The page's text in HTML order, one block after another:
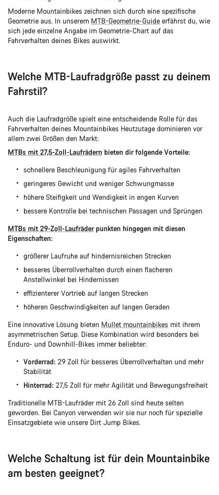
Moderne Mountainbikes zeichnen sich durch eine spezifische
Geometrie aus. In unserem MTB-Geometrie-Guide erfährst du, wie
sich jede einzelne Angabe im Geometrie-Chart auf das
Fahrverhalten deines Bikes auswirkt.
Welche MTB-Laufradgröße passt zu deinem
Fahrstil?
Auch die Laufradgröße spielt eine entscheidende Rolle für das
Fahrverhalten deines Mountainbikes Heutzutage dominieren vor
allem zwei Größen den Markt:
MTBs mit 27,5-Zoll-Laufrädern bieten dir folgende Vorteile:
schnellere Beschleunigung für agiles Fahrverhalten
geringeres Gewicht und weniger Schwungmasse
höhere Steifigkeit und Wendigkeit in engen Kurven
bessere Kontrolle bei technischen Passagen und Sprüngen
MTBs mit 29-Zoll-Laufräderpunkten hingegen mit diesen
Eigenschaften:
größerer Laufruhe auf hindernisreichen Strecken
besseres Überrollverhalten durch einen flacheren
Anstellwinkel bei Hindernissen
effizienterer Vortrieb auf langen Strecken
höheren Geschwindigkeiten auf langen Geraden
Eine innovative Lösung bieten Mullet mountainbikes mit ihrem
asymmetrischen Setup. Diese Kombination wird besonders bei
Enduro- und Downhill-Bikes immer beliebter:
Vorderrad: 29 Zoll für besseres Überrollverhalten und mehr
Stabilität
Hinterrad: 27,5 Zoll für mehr Agilität und Bewegungsfreiheit
Traditionelle MTB-Laufräder mit 26 Zoll sind heute selten
geworden. Bei Canyon verwenden wir sie nur noch für spezielle
Einsatzgebiete wie unsere Dirt Jump Bikes.
Welche Schaltung ist für dein Mountainbike
am besten geeignet?